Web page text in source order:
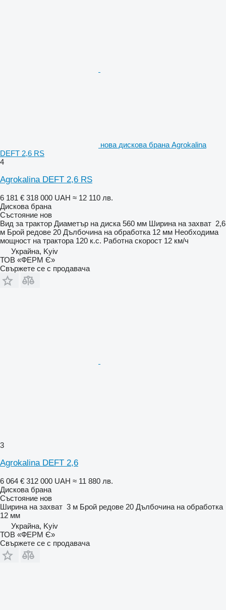
нова дискова брана Agrokalina
DEFT 2,6 RS
4
Agrokalina DEFT 2,6 RS
6 181 € 318 000 UAH ≈ 12 110 лв.
Дискова брана
Състояние нов
Вид за трактор Диаметър на диска 560 мм Ширина на захват 2,6
м Брой редове 20 Дълбочина на обработка 12 мм Необходима
мощност на трактора 120 к.с. Работна скорост 12 км/ч
Украйна, Kyiv
ТОВ «ФЕРМ Є»
Свържете се с продавача
3
Agrokalina DEFT 2,6
6 064 € 312 000 UAH ≈ 11 880 лв.
Дискова брана
Състояние нов
Ширина на захват 3 м Брой редове 20 Дълбочина на обработка
12 мм
Украйна, Kyiv
ТОВ «ФЕРМ Є»
Свържете се с продавача